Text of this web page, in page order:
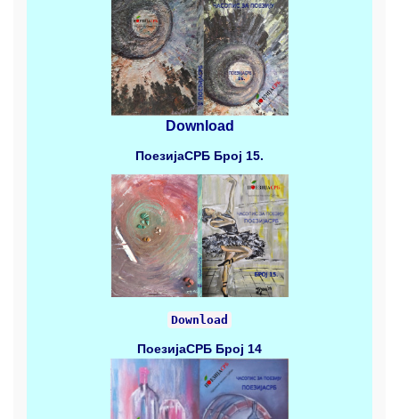
Download
ПоезијаСРБ Број 15.
Download
ПоезијаСРБ Број 14